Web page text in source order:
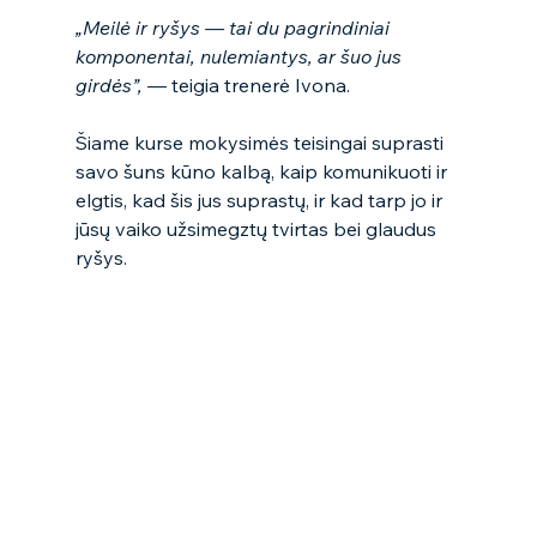
„Meilė ir ryšys — tai du pagrindiniai
komponentai, nulemiantys, ar šuo jus
girdės”, — teigia trenerė Ivona.
Šiame kurse mokysimės teisingai suprasti
savo šuns kūno kalbą, kaip komunikuoti ir
elgtis, kad šis jus suprastų, ir kad tarp jo ir
jūsų vaiko užsimegztų tvirtas bei glaudus
ryšys.